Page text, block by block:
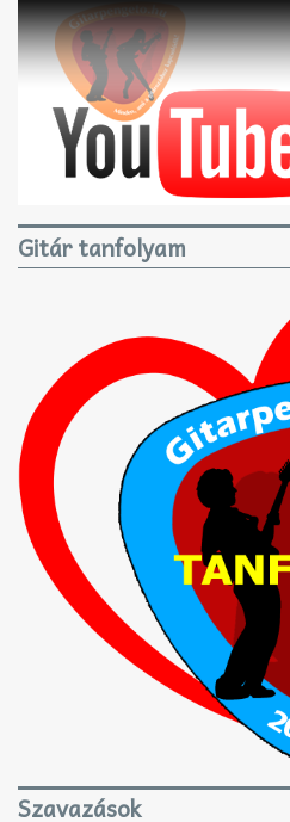
Gitár tanfolyam
Szavazások